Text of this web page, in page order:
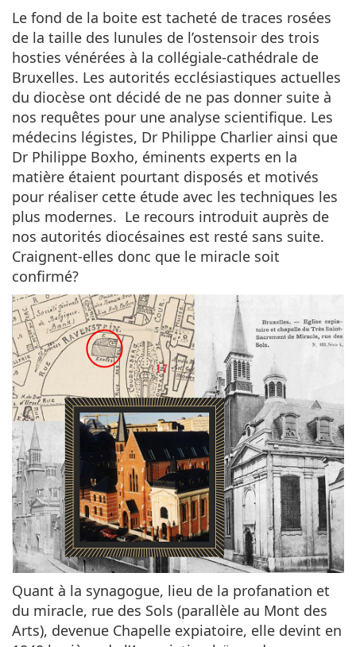
Le fond de la boite est tacheté de traces rosées
de la taille des lunules de l’ostensoir des trois
hosties vénérées à la collégiale-cathédrale de
Bruxelles. Les autorités ecclésiastiques actuelles
du diocèse ont décidé de ne pas donner suite à
nos requêtes pour une analyse scientifique. Les
médecins légistes, Dr Philippe Charlier ainsi que
Dr Philippe Boxho, éminents experts en la
matière étaient pourtant disposés et motivés
pour réaliser cette étude avec les techniques les
plus modernes. Le recours introduit auprès de
nos autorités diocésaines est resté sans suite.
Craignent-elles donc que le miracle soit
confirmé?
Quant à la synagogue, lieu de la profanation et
du miracle, rue des Sols (parallèle au Mont des
Arts), devenue Chapelle expiatoire, elle devint en